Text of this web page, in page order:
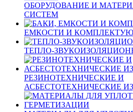
ОБОРУДОВАНИЕ И
СИСТЕМ
ЕМКОСТИ И
ТЕПЛО-
РЕЗИНОТЕХНИЧЕСКИЕ И
АСБЕСТОТЕХНИЧЕСКИЕ